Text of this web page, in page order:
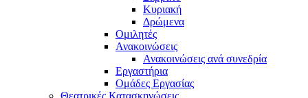
Κυριακή
Δρώμενα
Ομιλητές
Ανακοινώσεις
Ανακοινώσεις ανά συνεδρία
Εργαστήρια
Ομάδες Εργασίας
Θεατρικές Κατασκηνώσεις